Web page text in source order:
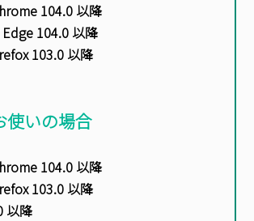
ド
104.0 以降
104.0 以降
103.0 以降
使いの場合
104.0 以降
103.0 以降
以降